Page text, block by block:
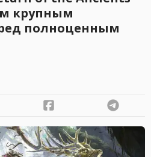
крупным
полноценным